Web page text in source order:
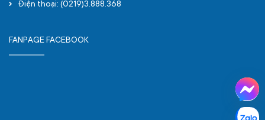
Điện thoại: (0219)3.888.368
FANPAGE FACEBOOK